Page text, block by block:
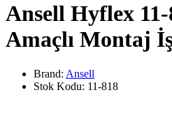
Ansell Hyflex
Amaçlı Montaj
Brand: Ansell
Stok Kodu: 11-818